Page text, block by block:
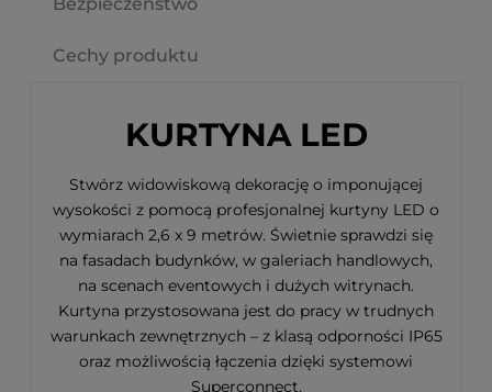
Bezpieczeństwo
Cechy produktu
KURTYNA LED
Stwórz widowiskową dekorację o imponującej
wysokości z pomocą profesjonalnej kurtyny LED o
wymiarach 2,6 x 9 metrów. Świetnie sprawdzi się
na fasadach budynków, w galeriach handlowych,
na scenach eventowych i dużych witrynach.
Kurtyna przystosowana jest do pracy w trudnych
warunkach zewnętrznych – z klasą odporności IP65
oraz możliwością łączenia dzięki systemowi
Superconnect.